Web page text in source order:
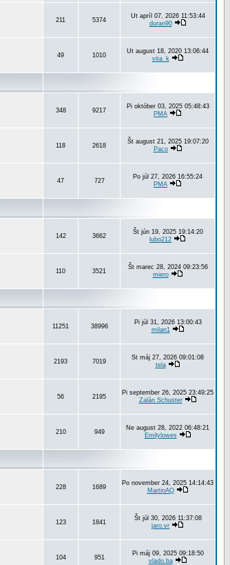
211 5374
Ut apríl 07, 2026 11:53:44
duran90
49 1010
Ut august 18, 2020 13:06:44
vita_k
348 9217
Pi október 03, 2025 05:48:43
PMA
118 2618
Št august 21, 2025 19:07:20
Paco
47 727
Po júl 27, 2026 16:55:24
PMA
142 3662
Št jún 19, 2025 19:14:20
lubo212
110 3521
Št marec 28, 2024 09:23:56
miero
11251 38996
Pi júl 31, 2026 13:00:43
milan1
2193 7019
St máj 27, 2026 09:01:08
tela
56 2195
Pi september 26, 2025 23:49:25
Zalán Schuster
210 949
Ne august 28, 2022 06:48:21
Emilylowes
228 1689
Po november 24, 2025 14:14:43
MartinAQ
123 1841
Št júl 30, 2026 11:37:08
jaro.vr
104 951
Pi máj 09, 2025 09:18:50
vlado.ba